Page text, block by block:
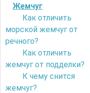
Жемчуг
Как отличить
морской жемчуг от
речного?
Как отличить
жемчуг от подделки?
К чему снится
жемчуг?